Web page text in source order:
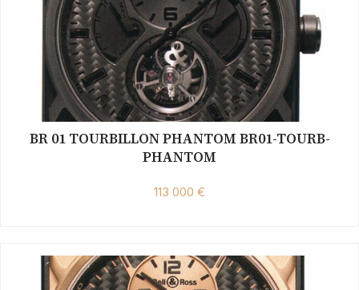
BR 01 TOURBILLON PHANTOM BR01-TOURB-
PHANTOM
113 000 €